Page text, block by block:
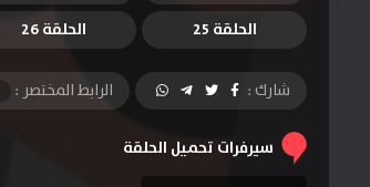
الحلقة 25
الحلقة 26
شارك : الرابط المختصر :
سيرفرات تحميل الحلقة